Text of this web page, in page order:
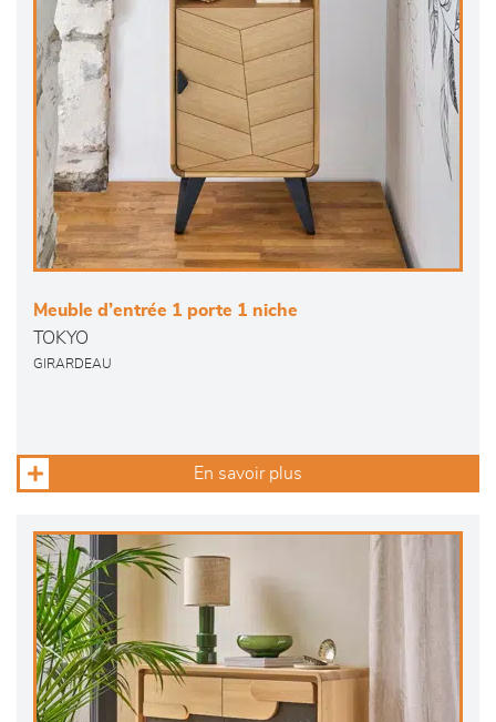
Meuble d’entrée 1 porte 1 niche
TOKYO
GIRARDEAU
En savoir plus